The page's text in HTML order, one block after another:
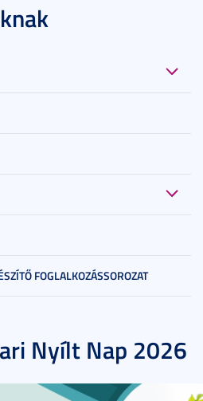
FOGLALKOZÁSSOROZAT
Nyílt Nap 2026